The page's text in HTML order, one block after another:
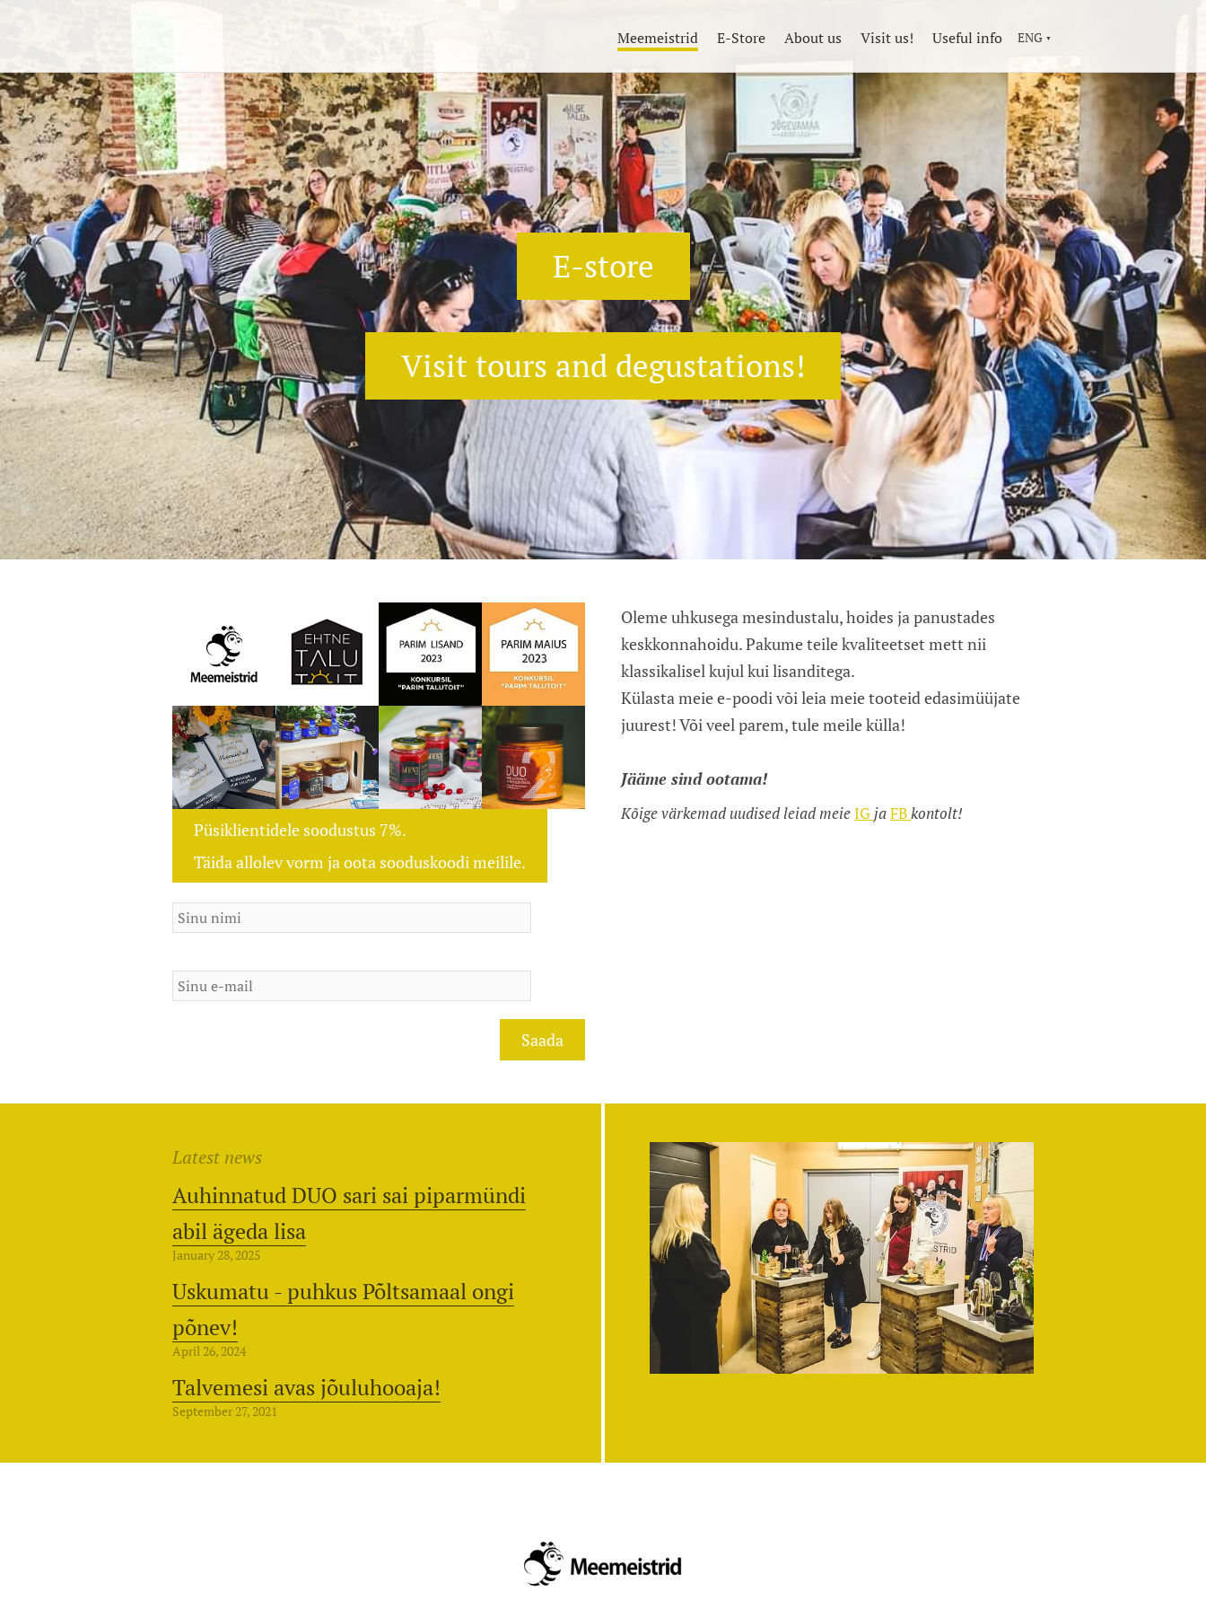
Meemeistrid E-Store About us Visit us! Useful info ENG ▼
E-store
Visit tours and degustations!
Püsiklientidele soodustus 7%.
Täida allolev vorm ja oota sooduskoodi meilile.
Oleme uhkusega mesindustalu, hoides ja panustades
keskkonnahoidu.Pakume teile kvaliteetset mett nii
klassikalisel kujul kui lisanditega.
Külasta meie e-poodi või leia meie tooteid edasimüüjate
juurest! Või veel parem, tule meile külla!
Jääme sind ootama!
Kõige värkemad uudised leiad meieIGjaFBkontolt!
Latest news
Auhinnatud DUO sari sai piparmündi
abil ägeda lisa
January 28, 2025
Uskumatu - puhkus Põltsamaal ongi
põnev!
April 26, 2024
Talvemesi avas jõuluhooaja!
September 27, 2021